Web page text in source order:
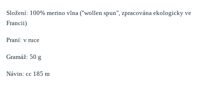
Složení: 100% merino vlna ("wollen spun", zpracována ekologicky ve
Francii)
Praní: v ruce
Gramáž: 50 g
Návin: cc 185 m